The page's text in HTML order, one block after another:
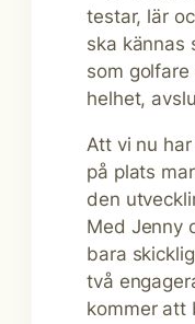
testar, lär
ska kännas
som
helhet,
Att vi nu
på plats
den
Med Jenny
bara
två
kommer att